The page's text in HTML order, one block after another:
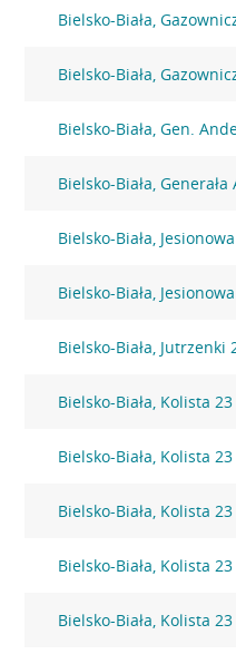
Bielsko-Biała,
Bielsko-Biała,
Bielsko-Biała, Gen.
Bielsko-Biała, Generała
Bielsko-Biała,
Bielsko-Biała,
Bielsko-Biała, Jutrzenki
Bielsko-Biała, Kolista 23
Bielsko-Biała, Kolista 23
Bielsko-Biała, Kolista 23
Bielsko-Biała, Kolista 23
Bielsko-Biała, Kolista 23